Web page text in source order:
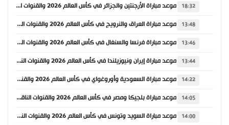
18:32 موعد مباراة الأرجنتين والجزائر في كأس العالم 2026 والقنوات الناقلة
13:48 موعد مباراة العراق والنرويج في كأس العالم 2026 والقنوات الناقلة
13:46 موعد مباراة فرنسا والسنغال في كأس العالم 2026 والقنوات الناقلة
13:44 موعد مباراة إيران ونيوزيلندا في كأس العالم 2026 والقنوات الناقلة
14:22 موعد مباراة السعودية وأوروغواي في كأس العالم 2026 والقنوات الناقلة
14:05 موعد مباراة بلجيكا ومصر في كأس العالم 2026 والقنوات الناقلة
14:00 موعد مباراة السويد وتونس في كأس العالم 2026 والقنوات الناقلة